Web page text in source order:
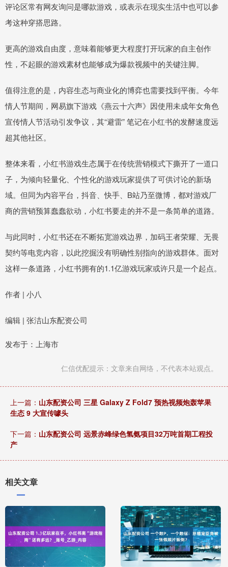
评论区常有网友询问是哪款游戏，或表示在现实生活中也可以参
考这种穿搭思路。
更高的游戏自由度，意味着能够更大程度打开玩家的自主创作
性，不起眼的游戏素材也能够成为爆款视频中的关键注脚。
值得注意的是，内容生态与商业化的博弈也需要找到平衡。今年
情人节期间，网易旗下游戏《燕云十六声》因使用未成年女角色
宣传情人节活动引发争议，其“避雷” 笔记在小红书的发酵速度远
超其他社区。
整体来看，小红书游戏生态属于在传统营销模式下撕开了一道口
子，为倾向轻量化、个性化的游戏玩家提供了可供讨论的新场
域。但同为内容平台，抖音、快手、B站乃至微博，都对游戏厂
商的营销预算蠢蠢欲动，小红书要走的并不是一条简单的道路。
与此同时，小红书还在不断拓宽游戏边界，加码王者荣耀、无畏
契约等电竞内容，以此挖掘没有明确性别指向的游戏群体。面对
这样一条道路，小红书拥有的1.1亿游戏玩家或许只是一个起点。
作者 | 小八
编辑 | 张洁山东配资公司
发布于：上海市
仁信优配提示：文章来自网络，不代表本站观点。
上一篇： 山东配资公司 三星 Galaxy Z Fold7 预热视频炮轰苹果
生态 9 大宣传噱头
下一篇： 山东配资公司 远景赤峰绿色氢氨项目32万吨首期工程投
产
相关文章